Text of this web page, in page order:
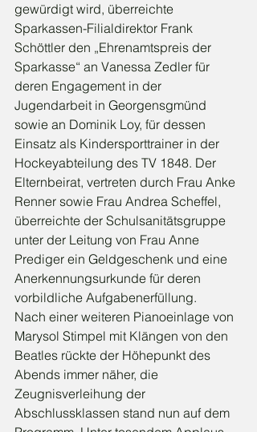
gewürdigt wird, überreichte
Sparkassen-Filialdirektor Frank
Schöttler den „Ehrenamtspreis der
Sparkasse“ an Vanessa Zedler für
deren Engagement in der
Jugendarbeit in Georgensgmünd
sowie an Dominik Loy, für dessen
Einsatz als Kindersporttrainer in der
Hockeyabteilung des TV 1848. Der
Elternbeirat, vertreten durch Frau Anke
Renner sowie Frau Andrea Scheffel,
überreichte der Schulsanitätsgruppe
unter der Leitung von Frau Anne
Prediger ein Geldgeschenk und eine
Anerkennungsurkunde für deren
vorbildliche Aufgabenerfüllung.
Nach einer weiteren Pianoeinlage von
Marysol Stimpel mit Klängen von den
Beatles rückte der Höhepunkt des
Abends immer näher, die
Zeugnisverleihung der
Abschlussklassen stand nun auf dem